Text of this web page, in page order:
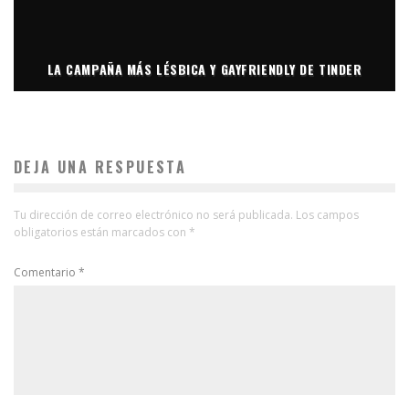
LA CAMPAÑA MÁS LÉSBICA Y GAYFRIENDLY DE TINDER
DEJA UNA RESPUESTA
Tu dirección de correo electrónico no será publicada. Los campos
obligatorios están marcados con *
Comentario *